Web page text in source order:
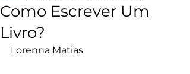
Como Escrever Um
Livro?
Lorenna Matias